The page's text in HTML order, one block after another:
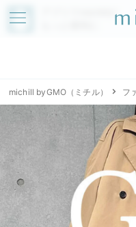
アプリでmichillが
michill byGMO（ミチル） フ